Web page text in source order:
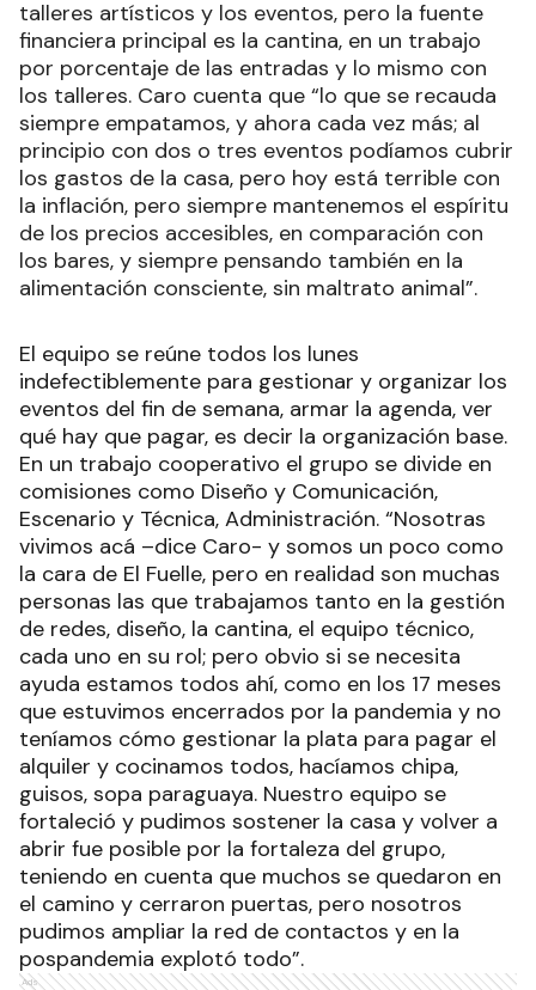
talleres artísticos y los eventos, pero la fuente
financiera principal es la cantina, en un trabajo
por porcentaje de las entradas y lo mismo con
los talleres. Caro cuenta que “lo que se recauda
siempre empatamos, y ahora cada vez más; al
principio con dos o tres eventos podíamos cubrir
los gastos de la casa, pero hoy está terrible con
la inflación, pero siempre mantenemos el espíritu
de los precios accesibles, en comparación con
los bares, y siempre pensando también en la
alimentación consciente, sin maltrato animal”.
El equipo se reúne todos los lunes
indefectiblemente para gestionar y organizar los
eventos del fin de semana, armar la agenda, ver
qué hay que pagar, es decir la organización base.
En un trabajo cooperativo el grupo se divide en
comisiones como Diseño y Comunicación,
Escenario y Técnica, Administración. “Nosotras
vivimos acá –dice Caro- y somos un poco como
la cara de El Fuelle, pero en realidad son muchas
personas las que trabajamos tanto en la gestión
de redes, diseño, la cantina, el equipo técnico,
cada uno en su rol; pero obvio si se necesita
ayuda estamos todos ahí, como en los 17 meses
que estuvimos encerrados por la pandemia y no
teníamos cómo gestionar la plata para pagar el
alquiler y cocinamos todos, hacíamos chipa,
guisos, sopa paraguaya. Nuestro equipo se
fortaleció y pudimos sostener la casa y volver a
abrir fue posible por la fortaleza del grupo,
teniendo en cuenta que muchos se quedaron en
el camino y cerraron puertas, pero nosotros
pudimos ampliar la red de contactos y en la
pospandemia explotó todo”.
Ads